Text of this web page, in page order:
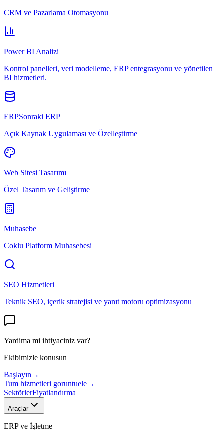
CRM ve Pazarlama Otomasyonu
Power BI Analizi
Kontrol panelleri, veri modelleme, ERP entegrasyonu ve yönetilen
BI hizmetleri.
ERPSonraki ERP
Açık Kaynak Uygulaması ve Özelleştirme
Web Sitesi Tasarımı
Özel Tasarım ve Geliştirme
Muhasebe
Coklu Platform Muhasebesi
SEO Hizmetleri
Teknik SEO, içerik stratejisi ve yanıt motoru optimizasyonu
Yardima mi ihtiyaciniz var?
Ekibimizle konusun
Başlayın →
Tum hizmetleri goruntuele→
SektörlerFiyatlandırma
Araçlar
ERP ve İşletme